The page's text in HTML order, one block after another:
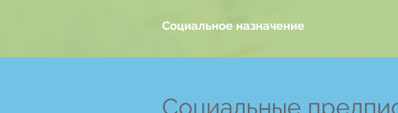
Социальное назначение
Социальные